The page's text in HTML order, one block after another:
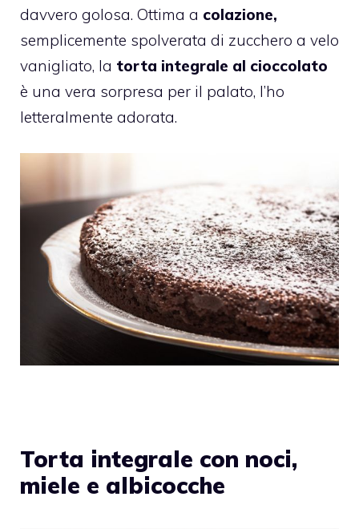
davvero golosa. Ottima a colazione,
semplicemente spolverata di zucchero a velo
vanigliato, la torta integrale al cioccolato
è una vera sorpresa per il palato, l’ho
letteralmente adorata.
Torta integrale con noci,
miele e albicocche